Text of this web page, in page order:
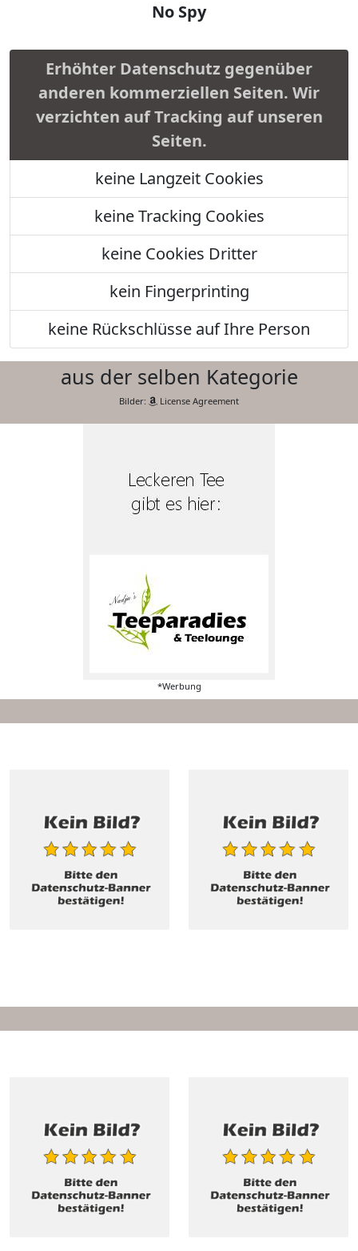
No Spy
Erhöhter Datenschutz gegenüber
anderen kommerziellen Seiten. Wir
verzichten auf Tracking auf unseren
Seiten.
keine Langzeit Cookies
keine Tracking Cookies
keine Cookies Dritter
kein Fingerprinting
keine Rückschlüsse auf Ihre Person
aus der selben Kategorie
Bilder: License Agreement
*Werbung